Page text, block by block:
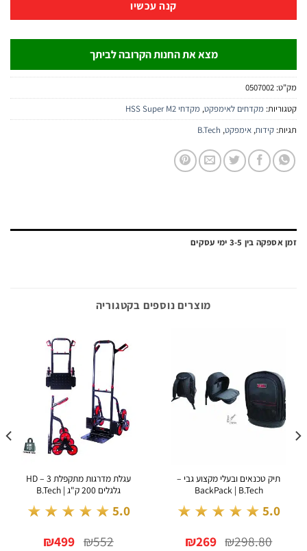
קנה עכשיו
מצא את החנות הקרובה לביתך
0507002
מקדחים לאימפקט,מקדחי HSS Super M2
קידוח,אימפקט,
B.Tech
בין 3-5 ימי עסקים
מוצרים נוספים בקטגוריה
תיק טכנאים ובעלי מקצוע גבי –
BackPack | B.Tech
★★★★★
₪298.80 המקורי
היה: ₪ 269 הנוכחי
הוא:
עגלת מדרגות מתקפלת HD – 3
★★★★★
₪ המקורי
היה: ₪ 499 הנוכחי
הוא: